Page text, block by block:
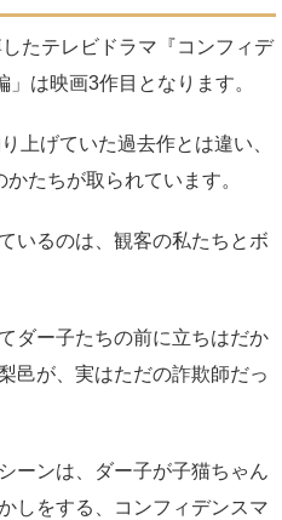
たテレビドラマ『コンフィデ
は映画3作目となります。
上げていた過去作とは違い、
たちが取られています。
いるのは、観客の私たちとボ
ダー子たちの前に立ちはだか
邑が、実はただの詐欺師だっ
ーンは、ダー子が子猫ちゃん
しをする、コンフィデンスマ